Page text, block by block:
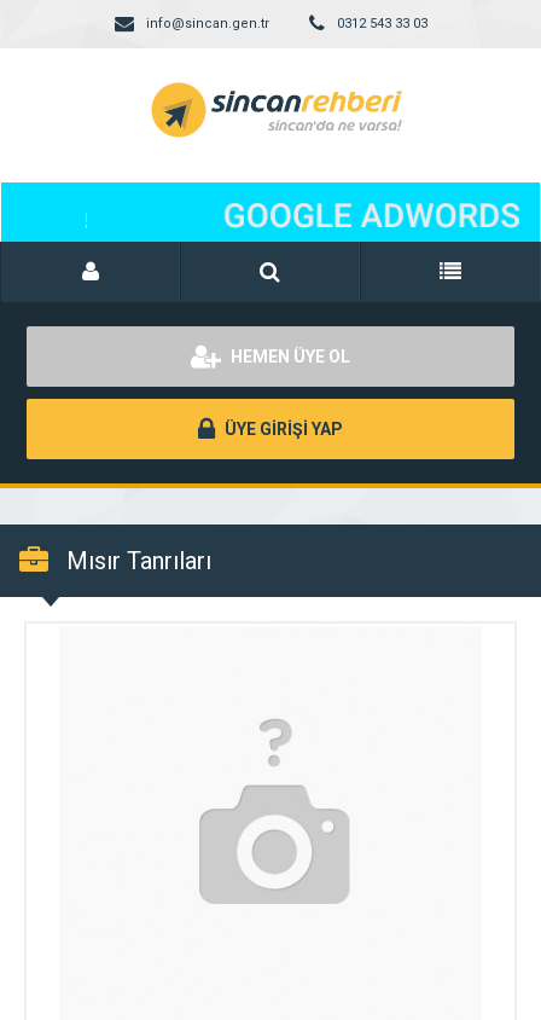
info@sincan.gen.tr 0312 543 33 03
HEMEN ÜYE OL
ÜYE GİRİŞİ YAP
Mısır Tanrıları